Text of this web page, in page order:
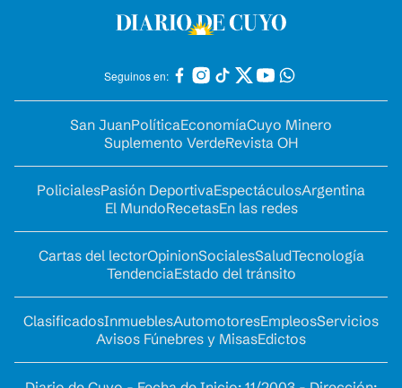
Seguinos en:
San JuanPolíticaEconomíaCuyo Minero
Suplemento VerdeRevista OH
PolicialesPasión DeportivaEspectáculosArgentina
El MundoRecetasEn las redes
Cartas del lectorOpinionSocialesSaludTecnología
TendenciaEstado del tránsito
ClasificadosInmueblesAutomotoresEmpleosServicios
Avisos Fúnebres y MisasEdictos